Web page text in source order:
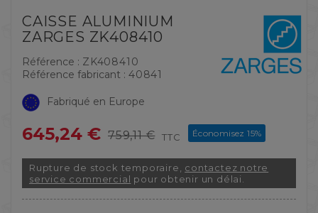
CAISSE ALUMINIUM
ZARGES ZK408410
Référence : ZK408410
Référence fabricant : 40841
Fabriqué en Europe
645,24 € 759,11 € TTC Économisez 15%
Rupture de stock temporaire, contactez notre
service commercial pour obtenir un délai.